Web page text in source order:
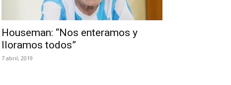
Houseman: “Nos enteramos y
lloramos todos”
7 abril, 2019